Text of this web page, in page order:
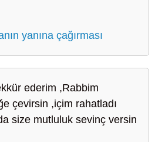
yanına çağırması
ederim ,Rabbim
çevirsin ,içim rahatladı
size mutluluk sevinç versin